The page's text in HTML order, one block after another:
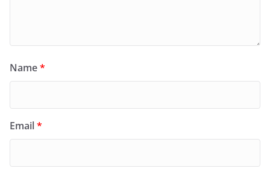
Name*
Email*